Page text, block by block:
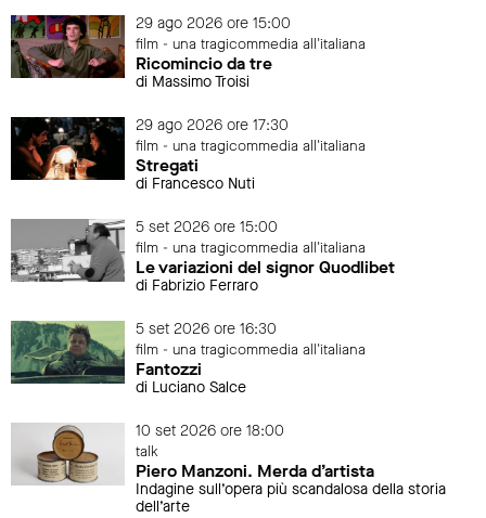
29 ago 2026 ore 15:00
film - una tragicommedia all'italiana
Ricomincio da tre
di Massimo Troisi
29 ago 2026 ore 17:30
film - una tragicommedia all'italiana
Stregati
di Francesco Nuti
5 set 2026 ore 15:00
film - una tragicommedia all'italiana
Le variazioni del signor Quodlibet
di Fabrizio Ferraro
5 set 2026 ore 16:30
film - una tragicommedia all'italiana
Fantozzi
di Luciano Salce
10 set 2026 ore 18:00
talk
Piero Manzoni. Merda d’artista
Indagine sull’opera più scandalosa della storia
dell’arte